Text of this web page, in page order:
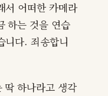
서 어떠한 카메라
하는 것을 연습
니다. 죄송합니
딱 하나라고 생각